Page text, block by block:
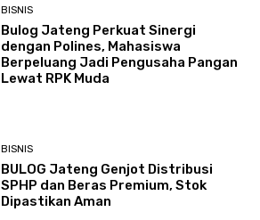
BISNIS
Bulog Jateng Perkuat Sinergi
dengan Polines, Mahasiswa
Berpeluang Jadi Pengusaha Pangan
Lewat RPK Muda
BISNIS
BULOG Jateng Genjot Distribusi
SPHP dan Beras Premium, Stok
Dipastikan Aman